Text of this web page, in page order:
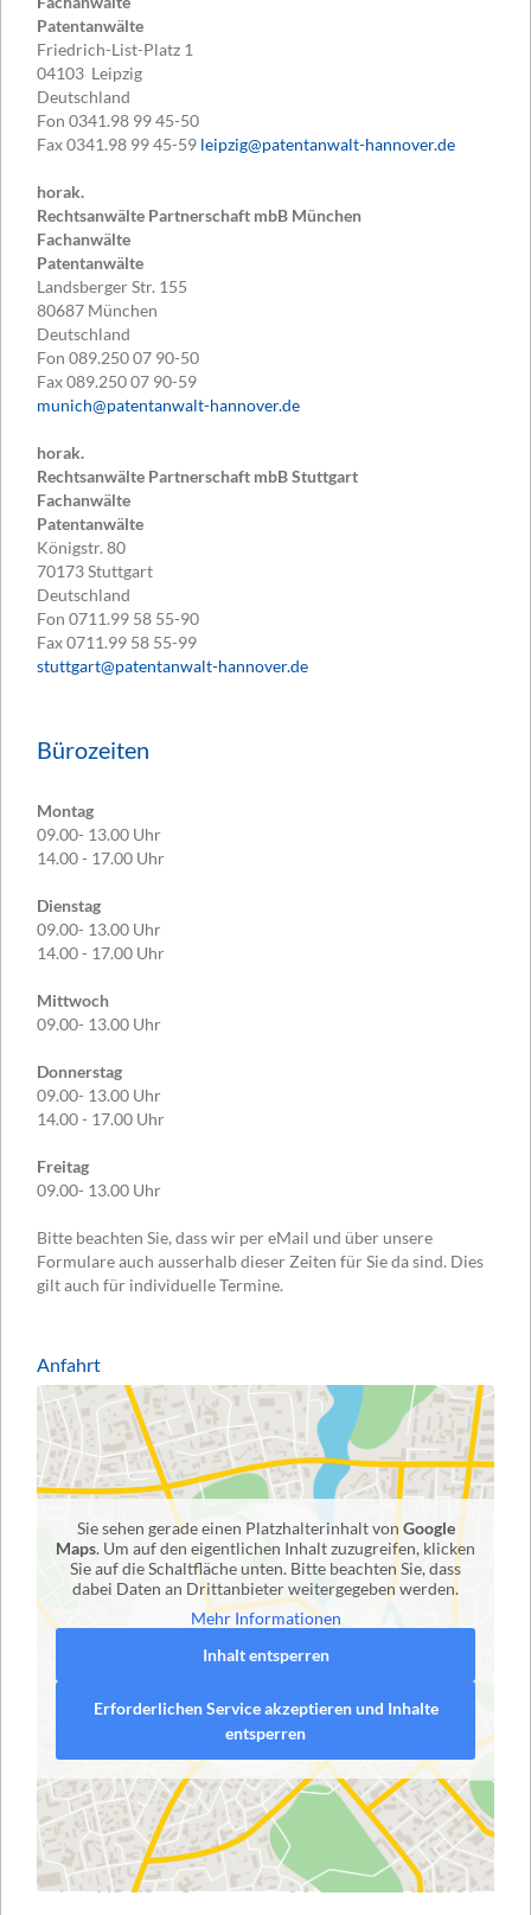
Patentanwälte
Friedrich-List-Platz 1
04103 Leipzig
Deutschland
Fon 0341.98 99 45-50
Fax0341.98 99 45-59 leipzig@patentanwalt-hannover.de
horak.
Rechtsanwälte Partnerschaft mbB München
Fachanwälte
Patentanwälte
Landsberger Str. 155
80687 München
Deutschland
Fon 089.250 07 90-50
Fax089.250 07 90-59
munich@patentanwalt-hannover.de
horak.
Rechtsanwälte Partnerschaft mbB Stuttgart
Fachanwälte
Patentanwälte
Königstr. 80
70173Stuttgart
Deutschland
Fon 0711.99 58 55-90
Fax0711.99 58 55-99
stuttgart@patentanwalt-hannover.de
Bürozeiten
Montag
09.00- 13.00 Uhr
14.00 - 17.00 Uhr
Dienstag
09.00- 13.00 Uhr
14.00 - 17.00 Uhr
Mittwoch
09.00- 13.00 Uhr
Donnerstag
09.00- 13.00 Uhr
14.00 - 17.00 Uhr
Freitag
09.00- 13.00 Uhr
Bitte beachten Sie, dass wir per eMail und über unsere
Formulare auch ausserhalb dieser Zeiten für Sie da sind. Dies
gilt auch für individuelle Termine.
Anfahrt
Sie sehen gerade einen Platzhalterinhalt von Google
Maps. Um auf den eigentlichen Inhalt zuzugreifen, klicken
Sie auf die Schaltfläche unten. Bitte beachten Sie, dass
dabei Daten an Drittanbieter weitergegeben werden.
Mehr Informationen
Inhalt entsperren
Erforderlichen Service akzeptieren und Inhalte
entsperren